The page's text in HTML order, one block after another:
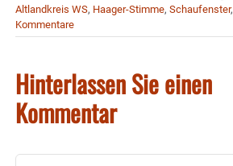
Altlandkreis WS, Haager-Stimme, Schaufenster,
Kommentare
Hinterlassen Sie einen
Kommentar